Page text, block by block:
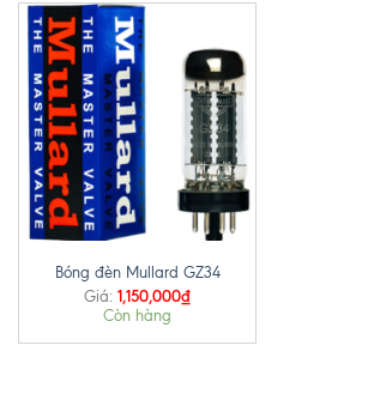
Bóng đèn Mullard GZ34
Giá: 1,150,000₫
Còn hàng